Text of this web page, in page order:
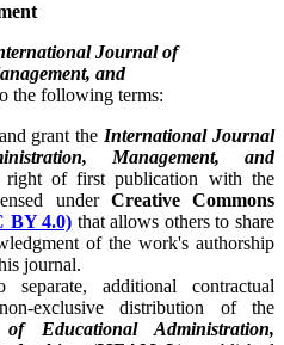
Journal of
and
the following terms:
grant the International Journal
Management, and
right of first publication with the
under Creative Commons
BY 4.0) that allows others to share
of the work's authorship
journal.
additional contractual
exclusive distribution of the
Educational Administration,